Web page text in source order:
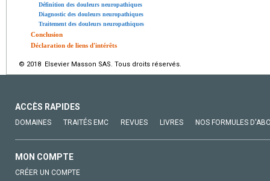
Définition des douleurs neuropathiques
Diagnostic des douleurs neuropathiques
Traitement des douleurs neuropathiques
Conclusion
Déclaration de liens d'intérêts
© 2018 Elsevier Masson SAS. Tous droits réservés.
ACCÈS RAPIDES
DOMAINES TRAITÉS EMC REVUES LIVRES NOS FORMULES
MON COMPTE
CRÉER UN COMPTE